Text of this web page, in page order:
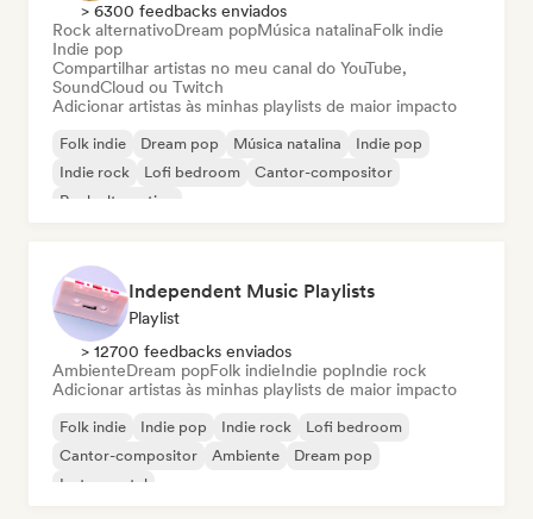
> 6300 feedbacks enviados
Rock alternativoDream popMúsica natalinaFolk indie
Indie pop
Compartilhar artistas no meu canal do YouTube,
SoundCloud ou Twitch
Adicionar artistas às minhas playlists de maior impacto
Folk indie Dream pop Música natalina
Indie pop
Indie rock
Lofi bedroom
Cantor-compositor
Rock alternativo
Independent Music Playlists
Playlist
> 12700 feedbacks enviados
AmbienteDream popFolk indieIndie popIndie rock
Adicionar artistas às minhas playlists de maior impacto
Folk indie Indie pop Indie rock
Lofi bedroom
Cantor-compositor
Ambiente
Dream pop
Instrumental